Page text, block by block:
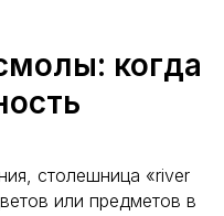
когда
столешница «river
или предметов в